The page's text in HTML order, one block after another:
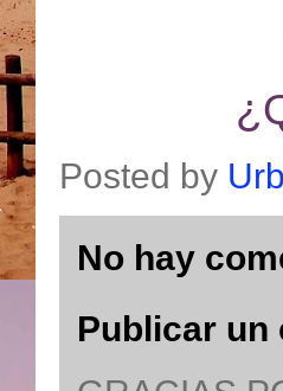
Posted by
No hay
Publicar un